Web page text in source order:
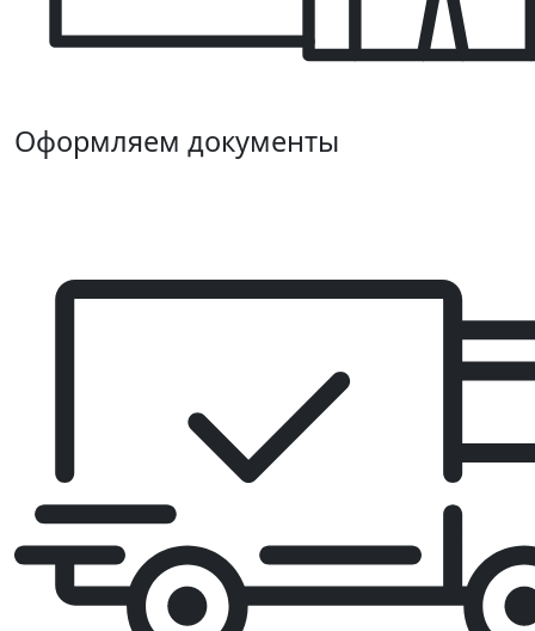
Оформляем документы